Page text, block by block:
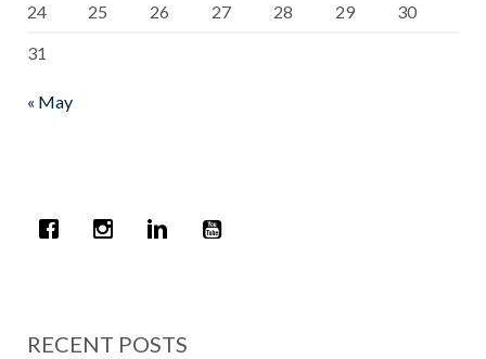
24
25 26 27 28 29
30
31
« May
RECENT POSTS